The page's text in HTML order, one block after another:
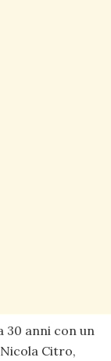
30 anni con un
Citro,